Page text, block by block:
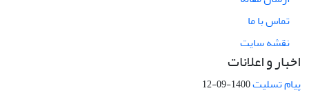
تماس با ما
نقشه سایت
اخبار و اعلانات
پیام تسلیت1400-09-12